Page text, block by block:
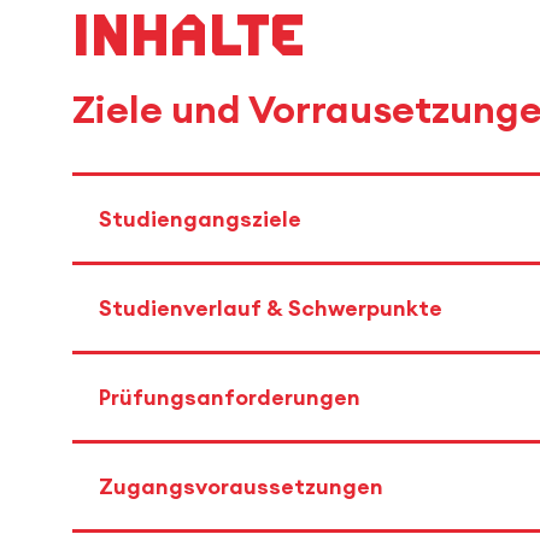
Inhalte
Ziele und
Studiengangsziele
Studienverlauf & Schwerpunkte
Prüfungsanforderungen
Zugangsvoraussetzungen